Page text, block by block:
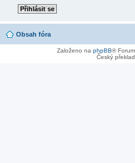
Obsah fóra
Založeno na phpBB®
Český